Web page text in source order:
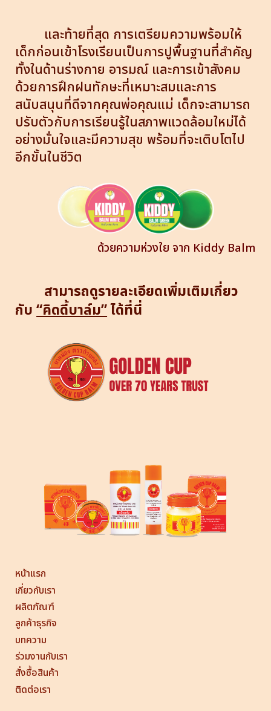
และท้ายที่สุด การเตรียมความพร้อมให้
เด็กก่อนเข้าโรงเรียนเป็นการปูพื้นฐานที่สำคัญ
ทั้งในด้านร่างกาย อารมณ์ และการเข้าสังคม
ด้วยการฝึกฝนทักษะที่เหมาะสมและการ
สนับสนุนที่ดีจากคุณพ่อคุณแม่ เด็กจะสามารถ
ปรับตัวกับการเรียนรู้ในสภาพแวดล้อมใหม่ได้
อย่างมั่นใจและมีความสุข พร้อมที่จะเติบโตไป
อีกขั้นในชีวิต
ด้วยความห่วงใย จาก Kiddy Balm
สามารถดูรายละเอียดเพิ่มเติมเกี่ยว
กับ“คิดดี้บาล์ม”ได้ที่นี่
หน้าแรก
เกี่ยวกับเรา
ผลิตภัณฑ์
ลูกค้าธุรกิจ
บทความ
ร่วมงานกับเรา
สั่งซื้อสินค้า
ติดต่อเรา